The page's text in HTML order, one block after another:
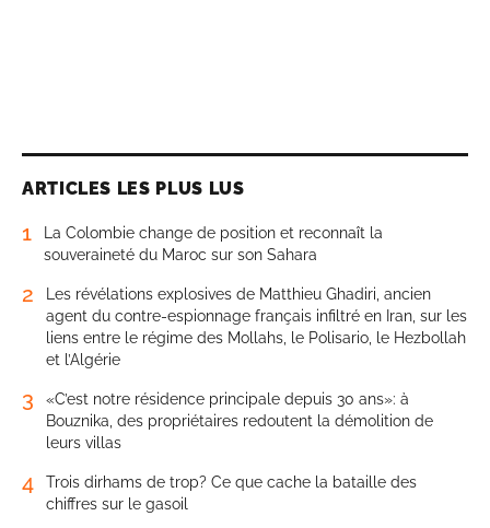
ARTICLES LES PLUS LUS
1
La Colombie change de position et reconnaît la
souveraineté du Maroc sur son Sahara
2
Les révélations explosives de Matthieu Ghadiri, ancien
agent du contre-espionnage français infiltré en Iran, sur les
liens entre le régime des Mollahs, le Polisario, le Hezbollah
et l’Algérie
3
«C’est notre résidence principale depuis 30 ans»: à
Bouznika, des propriétaires redoutent la démolition de
leurs villas
4
Trois dirhams de trop? Ce que cache la bataille des
chiffres sur le gasoil